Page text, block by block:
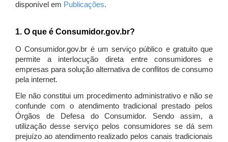
disponível em Publicações.
1. O que é Consumidor.gov.br?
O Consumidor.gov.br é um serviço público e gratuito que
permite a interlocução direta entre consumidores e
empresas para solução alternativa de conflitos de consumo
pela internet.
Ele não constitui um procedimento administrativo e não se
confunde com o atendimento tradicional prestado pelos
Órgãos de Defesa do Consumidor. Sendo assim, a
utilização desse serviço pelos consumidores se dá sem
prejuízo ao atendimento realizado pelos canais tradicionais